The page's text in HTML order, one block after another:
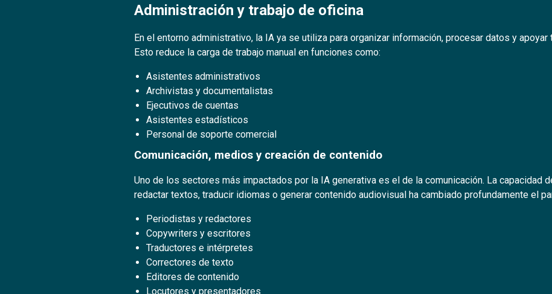
Administración y trabajo de oficina
En el entorno administrativo, la IA ya se utiliza para organizar información, procesar datos y
Esto reduce la carga de trabajo manual en funciones como:
Asistentes administrativos
Archivistas y documentalistas
Ejecutivos de cuentas
Asistentes estadísticos
Personal de soporte comercial
Comunicación, medios y creación de contenido
Uno de los sectores más impactados por la IA generativa es el de la comunicación. La capacidad
redactar textos, traducir idiomas o generar contenido audiovisual ha cambiado profundamente el
Periodistas y redactores
Copywriters y escritores
Traductores e intérpretes
Correctores de texto
Editores de contenido
Locutores y presentadores